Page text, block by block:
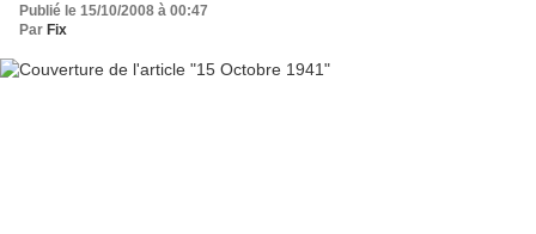
Publié le 15/10/2008 à 00:47
Par Fix